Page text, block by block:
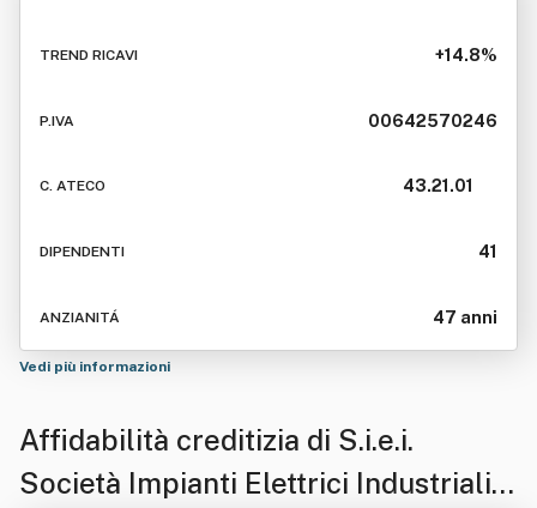
TREND RICAVI +14.8%
P.IVA 00642570246
C. ATECO 43.21.01
DIPENDENTI 41
ANZIANITÁ 47 anni
Vedi più informazioni
Affidabilità creditizia di S.i.e.i.
Società Impianti Elettrici Industriali